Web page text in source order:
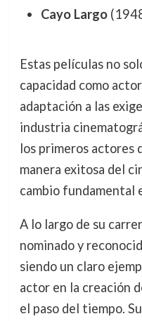
Cayo Largo
Estas películas no
capacidad como
adaptación a las
industria
los primeros actores
manera exitosa del
cambio fundamental
A lo largo de su
nominado y
siendo un claro
actor en la creación
el paso del tiempo.